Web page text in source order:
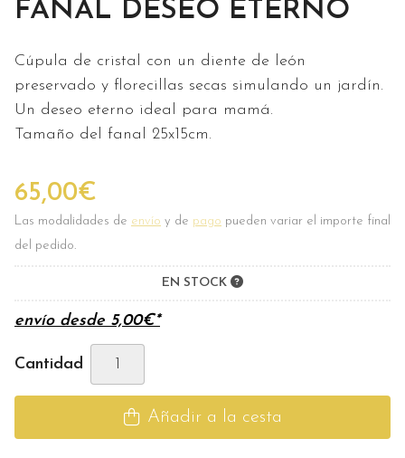
FANAL DESEO ETERNO
Cúpula de cristal con un diente de león
preservado y florecillas secas simulando un jardín.
Un deseo eterno ideal para mamá.
Tamaño del fanal 25x15cm.
65,00€
Las modalidades de envío y de pago pueden variar el importe final
del pedido.
EN STOCK
envío desde 5,00€*
Cantidad
Añadir a la cesta